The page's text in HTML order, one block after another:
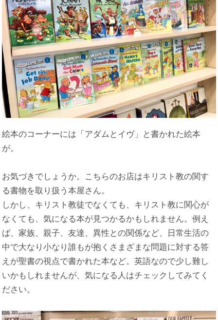
絵本のコーナーには「アダムとイヴ」と書かれた絵本
が。
お気づきでしょうか。こちらのお店はキリスト教の関す
る書物を取り扱う本屋さん。
しかし、キリスト教徒でなくても、キリスト教に関心が
なくても、気になる本が見つかるかもしれません。例え
ば、家族、親子、友達、異性との関係など、日常生活の
中で大なり小なり誰もが抱くさまざまな問題に対する答
えが聖書の視点で書かれた本など。英語なので少し難し
いかもしれませんが、気になる人はチェックしてみてく
ださい。